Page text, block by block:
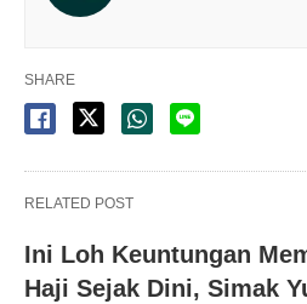
SHARE
RELATED POST
Ini Loh Keuntungan
Haji Sejak Dini, Simak